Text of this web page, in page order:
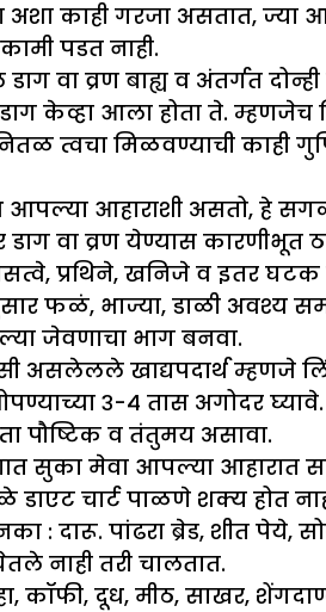
अशा काही गरजा असतात, ज्या
पडत नाही.
डाग वा व्रण बाह्य व अंतर्गत
डाग केव्हा आला होता ते.
त्वचा मिळवण्याची काही
आहाराशी असतो, हे
वा व्रण येण्यास कारणीभूत
प्रथिने, खनिजे व इतर घटक
फळं, भाज्या, डाळी अवश्य
जेवणाचा भाग बनवा.
असलेलले खाद्यपदार्थ म्हणजे
३-४ तास अगोदर घ्यावे.
पौष्टिक व तंतुमय असावा.
सुका मेवा आपल्या आहारात
चार्ट पाळणे शक्य होत
: दारू. पांढरा ब्रेड, शीत पेये,
नाही तरी चालतात.
कॉफी, दूध, मीठ, साखर,